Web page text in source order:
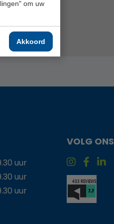
om uw
Akkoord
uur
uur
uur
VOLG ONS